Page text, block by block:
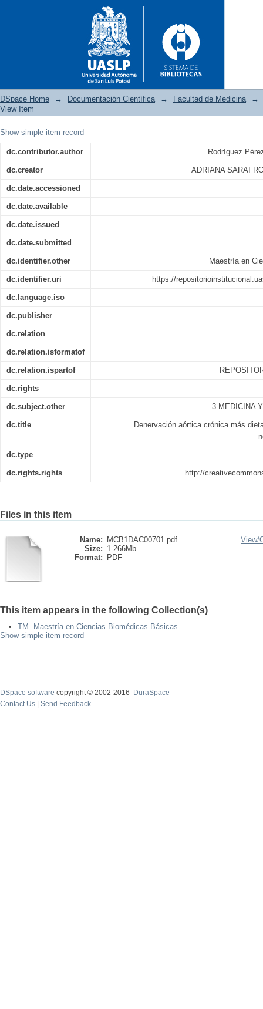
Denervación aórtica
sensible a sal
DSpace Home → Documentación Científica → Facultad de Medicina
→
View Item
Show simple item record
dc.contributor.author Rodríguez
dc.creator ADRIANA SARAI
dc.date.accessioned
dc.date.available
dc.date.issued
dc.date.submitted
dc.identifier.other Maestría en
dc.identifier.uri https://
dc.language.iso
dc.publisher
dc.relation
dc.relation.isformatof
dc.relation.ispartof
dc.rights
dc.subject.other 3 MEDICINA
dc.title
Denervación aórtica crónica más
dc.type
dc.rights.rights http://
Files in this item
Name:
MCB1DAC00701.pdf
Size: 1.266Mb
Format:
PDF
View/
This item appears in the following Collection(s)
TM. Maestría en Ciencias Biomédicas Básicas
Show simple item record
DSpace software copyright © 2002-2016
DuraSpace
Contact Us
Send Feedback